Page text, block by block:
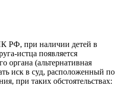
РФ, при наличии детей в
истца появляется
органа (альтернативная
иск в суд, расположенный по
при таких обстоятельствах: